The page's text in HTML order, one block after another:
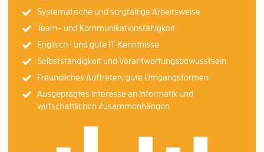
Systematische und sorgfältige Arbeitsweise
Team- und Kommunikationsfähigkeit
Englisch- und gute IT-Kenntnisse
Selbstständigkeit und Verantwortungsbewusstsein
Freundliches Auftreten, gute Umgangsformen
Ausgeprägtes Interesse an Informatik und
wirtschaftlichen Zusammenhängen